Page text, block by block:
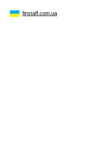
finstaff.com.ua